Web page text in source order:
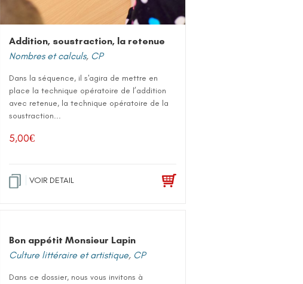
Addition, soustraction, la retenue
Nombres et calculs, CP
Dans la séquence, il s'agira de mettre en
place la technique opératoire de l’addition
avec retenue, la technique opératoire de la
soustraction...
5,00€
VOIR DETAIL
Bon appétit Monsieur Lapin
Culture littéraire et artistique, CP
Dans ce dossier, nous vous invitons à